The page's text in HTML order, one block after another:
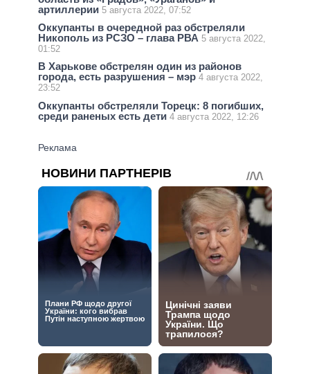
артиллерии 5 августа 2022, 07:52
Оккупанты в очередной раз обстреляли
Никополь из РСЗО – глава РВА 5 августа 2022,
01:52
В Харькове обстрелян один из районов
города, есть разрушения – мэр 4 августа 2022,
23:52
Оккупанты обстреляли Торецк: 8 погибших,
среди раненых есть дети 4 августа 2022, 12:26